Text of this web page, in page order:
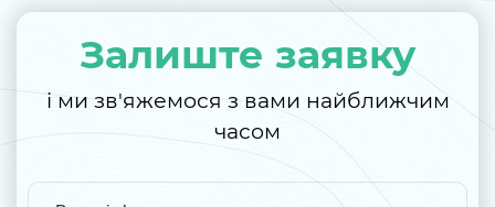
Залиште заявку
і ми зв'яжемося з вами найближчим
часом